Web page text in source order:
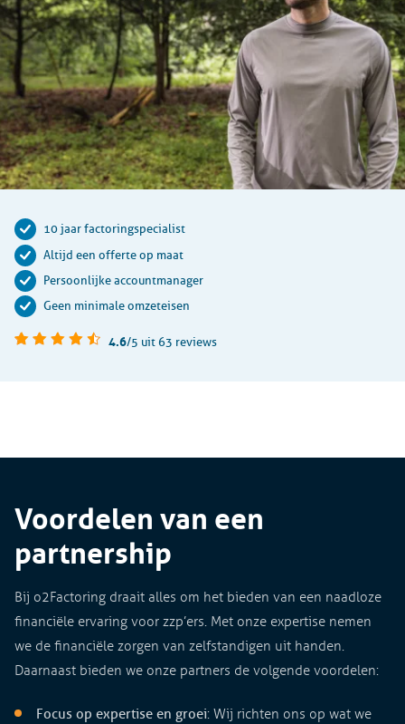
10 jaar factoringspecialist
Altijd een offerte op maat
Persoonlijke accountmanager
Geen minimale omzeteisen
4.6/5 uit 63 reviews
Voordelen van een
partnership
Bij o2Factoring draait alles om het bieden van een naadloze
financiële ervaring voor zzp’ers. Met onze expertise nemen
we de financiële zorgen van zelfstandigen uit handen.
Daarnaast bieden we onze partners de volgende voordelen:
Focus op expertise en groei: Wij richten ons op wat we